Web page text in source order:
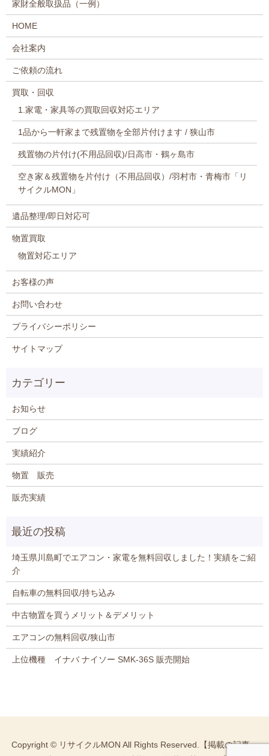
家財全般取扱品（一例）
HOME
会社案内
ご依頼の流れ
買取・回収
1.家電・家具等の買取回収対応エリア
1品から一軒家まで残置物を全部片付けます / 狭山市
残置物の片付け(不用品回収)/日高市・鶴ヶ島市
空き家＆残置物を片付け（不用品回収）/羽村市・青梅市「リ
サイクルMON」
遺品整理/即日対応可
物置買取
物置対応エリア
お客様の声
お問い合わせ
プライバシーポリシー
サイトマップ
お知らせ
ブログ
実績紹介
物置 販売
販売実績
埼玉県川島町でエアコン・家電を無料回収しました！実績をご紹
介
自転車の無料回収/持ち込み
中古物置を買うメリット＆デメリット
エアコンの無料回収/狭山市
上位機種 イナバ ナイソー SMK-36S 販売開始
Copyright © リサイクルMON All Rights Reserved.【掲載の記事・